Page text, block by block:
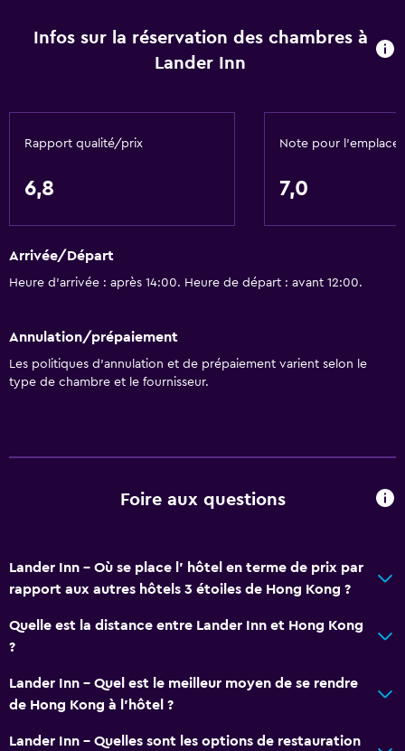
Mini-bar
Coffre-fort
Espace de stockage
Infos sur la réservation des chambres à
Lander Inn
Rapport qualité/prix
6,8
Note pour
7,0
Arrivée/Départ
Heure d’arrivée : après 14:00. Heure de départ : avant 12:00.
Annulation/prépaiement
Les politiques d’annulation et de prépaiement varient selon le
type de chambre et le fournisseur.
Foire aux questions
Lander Inn - Où se place l’ hôtel en terme de prix par
rapport aux autres hôtels 3 étoiles de Hong Kong ?
Quelle est la distance entre Lander Inn et Hong Kong
?
Lander Inn - Quel est le meilleur moyen de se rendre
de Hong Kong à l’hôtel ?
Lander Inn - Quelles sont les options de restauration